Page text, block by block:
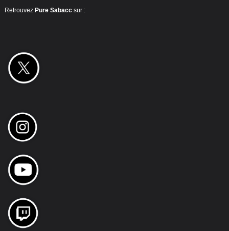
Retrouvez Pure Sabacc sur :